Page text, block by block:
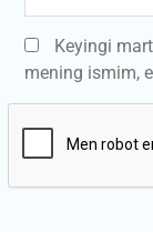
Keyingi
mening ismim,